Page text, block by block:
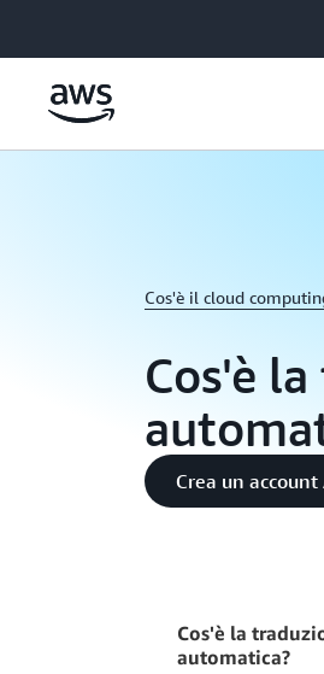
Cos'è il cloud
Cos'è
Crea un account
Cos'è la
automatica?